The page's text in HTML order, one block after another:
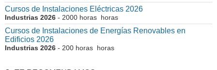
Cursos de Instalaciones Eléctricas 2026
Industrias 2026 - 2000 horas horas
Cursos de Instalaciones de Energías Renovables en
Edificios 2026
Industrias 2026 - 200 horas horas